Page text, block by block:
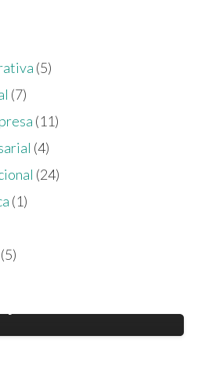
(5)
(7)
(11)
(4)
(24)
(1)
(5)
historia en la
con el
renueva su